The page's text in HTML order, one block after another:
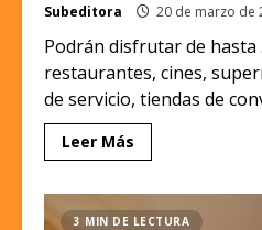
Subeditora 20 de marzo de
Podrán disfrutar de hasta
restaurantes, cines,
de servicio, tiendas de
Leer Más
3 MIN DE LECTURA